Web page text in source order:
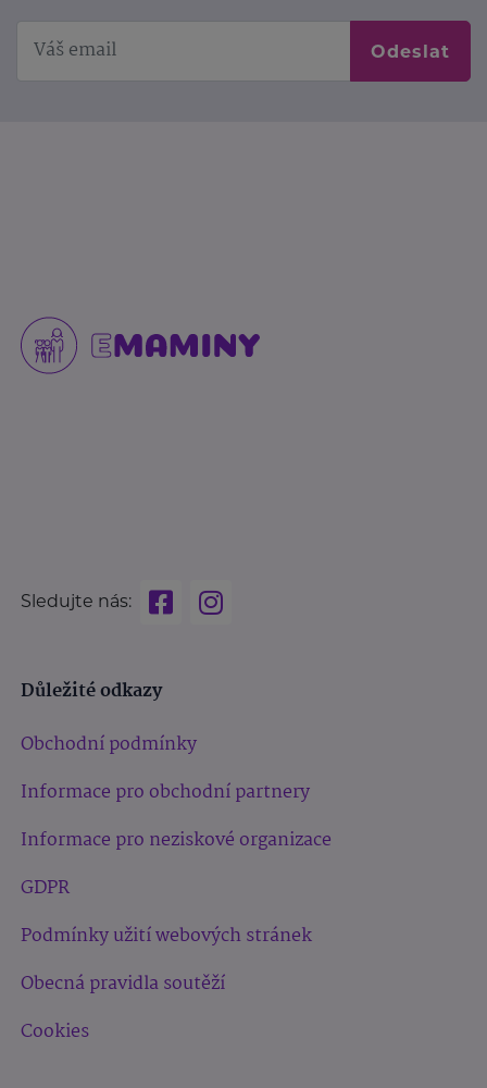
Odeslat
Sledujte nás:
Důležité odkazy
Obchodní podmínky
Informace pro obchodní partnery
Informace pro neziskové organizace
GDPR
Podmínky užití webových stránek
Obecná pravidla soutěží
Cookies